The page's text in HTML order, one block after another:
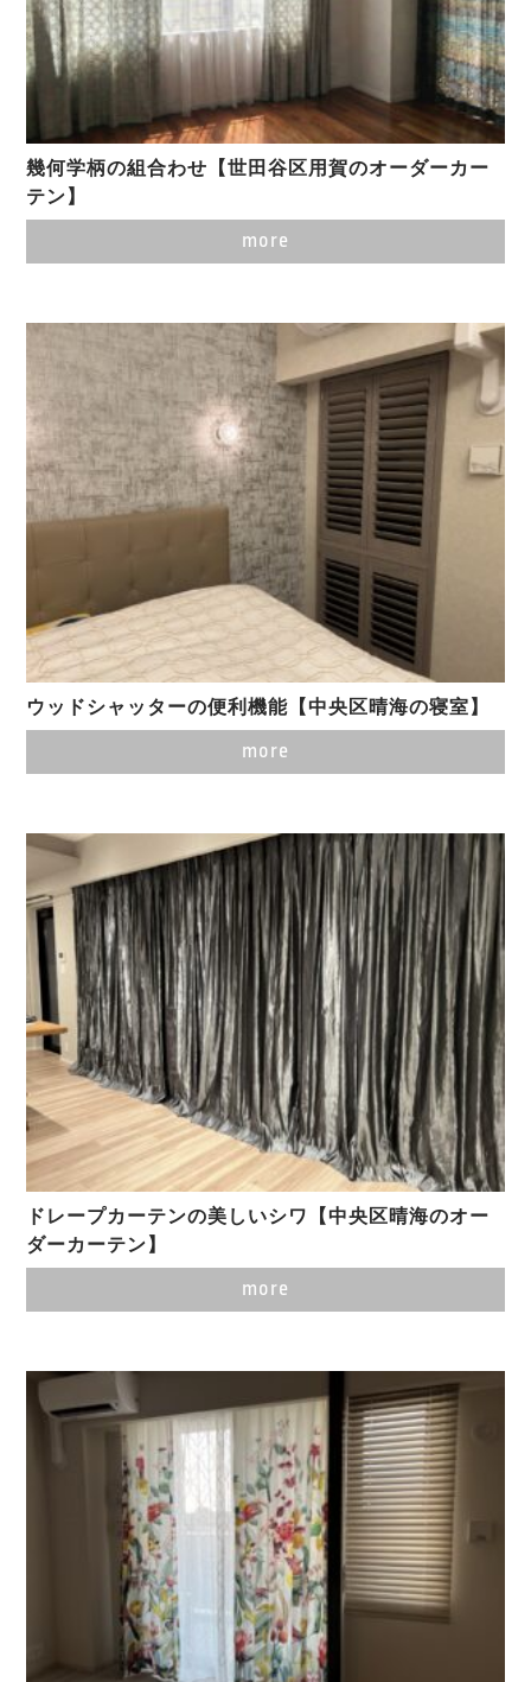
幾何学柄の組合わせ【世田谷区用賀のオーダーカー
テン】
more
ウッドシャッターの便利機能【中央区晴海の寝室】
more
ドレープカーテンの美しいシワ【中央区晴海のオー
ダーカーテン】
more